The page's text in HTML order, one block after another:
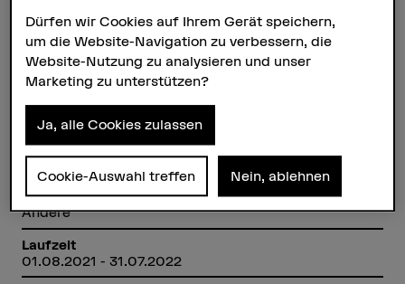
Beteiligte Departemente
Hochschule der Künste Bern
Forschungseinheit(en)
Förderorganisation
Andere
Laufzeit
01.08.2021 - 31.07.2022
Dürfen wir Cookies auf Ihrem Gerät speichern,
um die Website-Navigation zu verbessern, die
Website-Nutzung zu analysieren und unser
Marketing zu unterstützen?
Ja, alle Cookies zulassen
Cookie-Auswahl treffen Nein, ablehnen